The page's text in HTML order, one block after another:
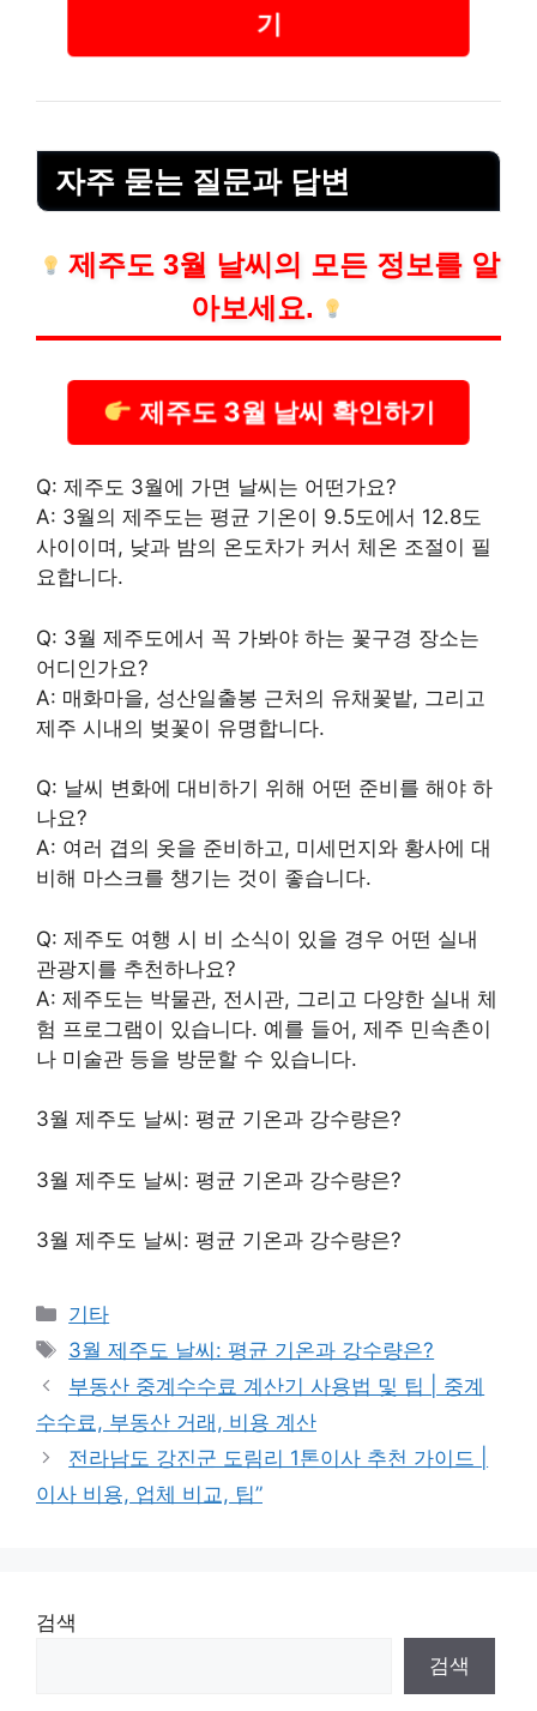
기
자주 묻는 질문과 답변
제주도 3월 날씨의 모든 정보를 알
아보세요.
제주도 3월 날씨 확인하기
Q: 제주도 3월에 가면 날씨는 어떤가요?
A: 3월의 제주도는 평균 기온이 9.5도에서 12.8도
사이이며, 낮과 밤의 온도차가 커서 체온 조절이 필
요합니다.
Q: 3월 제주도에서 꼭 가봐야 하는 꽃구경 장소는
어디인가요?
A: 매화마을, 성산일출봉 근처의 유채꽃밭, 그리고
제주 시내의 벚꽃이 유명합니다.
Q: 날씨 변화에 대비하기 위해 어떤 준비를 해야 하
나요?
A: 여러 겹의 옷을 준비하고, 미세먼지와 황사에 대
비해 마스크를 챙기는 것이 좋습니다.
Q: 제주도 여행 시 비 소식이 있을 경우 어떤 실내
관광지를 추천하나요?
A: 제주도는 박물관, 전시관, 그리고 다양한 실내 체
험 프로그램이 있습니다. 예를 들어, 제주 민속촌이
나 미술관 등을 방문할 수 있습니다.
3월 제주도 날씨: 평균 기온과 강수량은?
3월 제주도 날씨: 평균 기온과 강수량은?
3월 제주도 날씨: 평균 기온과 강수량은?
Categories
기타
Tags
3월 제주도 날씨: 평균 기온과 강수량은?
부동산 중계수수료 계산기 사용법 및 팁 | 중계
수수료, 부동산 거래, 비용 계산
전라남도 강진군 도림리 1톤이사 추천 가이드 |
이사 비용, 업체 비교, 팁”
검색
검색